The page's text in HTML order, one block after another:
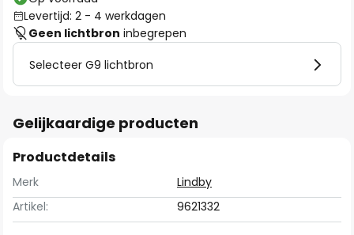
Levertijd: 2 - 4 werkdagen
Geen lichtbron inbegrepen
Selecteer G9 lichtbron
Gelijkaardige producten
Productdetails
Merk
Lindby
Artikel:
9621332